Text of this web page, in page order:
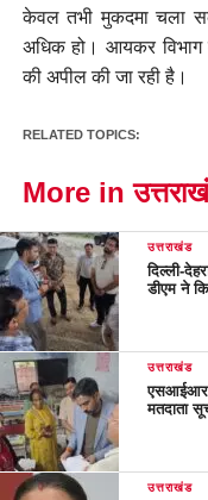
केवल तभी मुकदमा चला
अधिक हो। आयकर
की अपील की जा रही है।
RELATED TOPICS:
More in
उत्तराखंड
दिल्ली-
डीएम ने
उत्तराखंड
एसआईआर
मतदाता
उत्तराखंड